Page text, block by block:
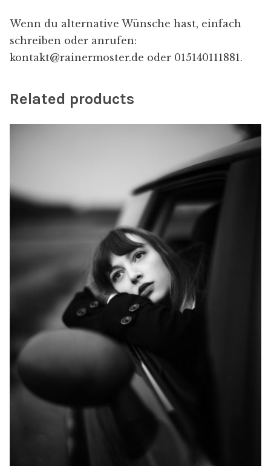
Wenn du alternative Wünsche hast, einfach
schreiben oder anrufen:
kontakt@rainermoster.de oder 015140111881.
Related products